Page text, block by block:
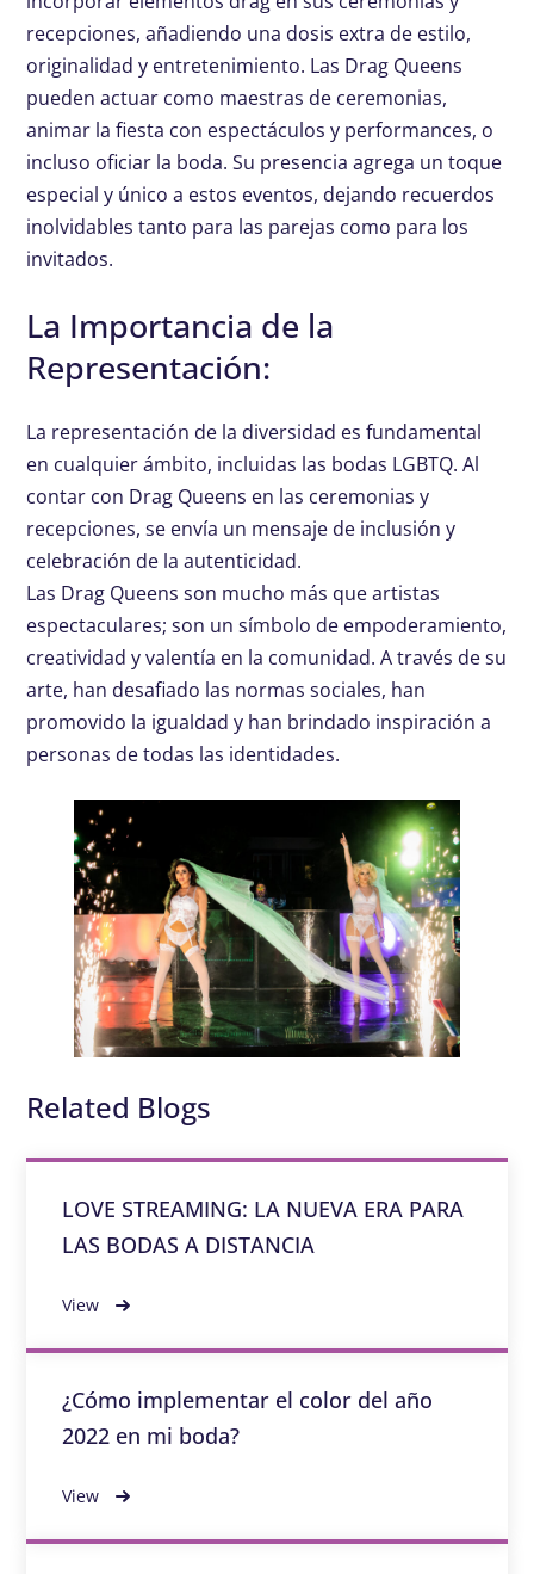
recepciones, añadiendo una dosis extra de estilo,
originalidad y entretenimiento. Las Drag Queens
pueden actuar como maestras de ceremonias,
animar la fiesta con espectáculos y performances, o
incluso oficiar la boda. Su presencia agrega un toque
especial y único a estos eventos, dejando recuerdos
inolvidables tanto para las parejas como para los
invitados.
La Importancia de la
Representación:
La representación de la diversidad es fundamental
en cualquier ámbito, incluidas las bodas LGBTQ. Al
contar con Drag Queens en las ceremonias y
recepciones, se envía un mensaje de inclusión y
celebración de la autenticidad.
Las Drag Queens son mucho más que artistas
espectaculares; son un símbolo de empoderamiento,
creatividad y valentía en la comunidad. A través de su
arte, han desafiado las normas sociales, han
promovido la igualdad y han brindado inspiración a
personas de todas las identidades.
Related Blogs
LOVE STREAMING: LA NUEVA ERA PARA
LAS BODAS A DISTANCIA
View
¿Cómo implementar el color del año
2022 en mi boda?
View